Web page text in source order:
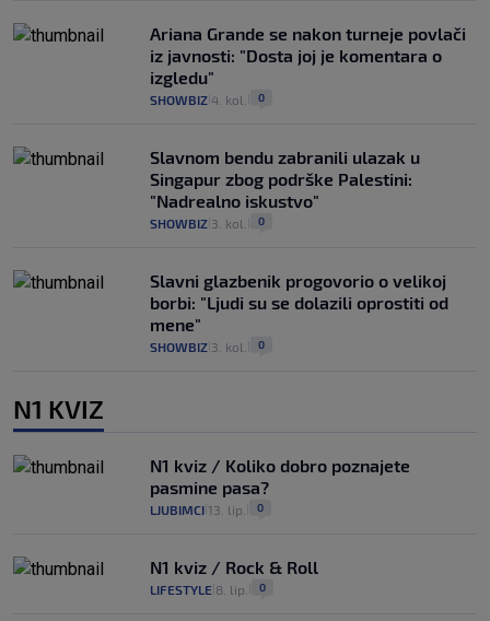
Ariana Grande se nakon turneje povlači
iz javnosti: "Dosta joj je komentara o
izgledu"
SHOWBIZ 4. kol. 0
Slavnom bendu zabranili ulazak u
Singapur zbog podrške Palestini:
"Nadrealno iskustvo"
SHOWBIZ 3. kol. 0
Slavni glazbenik progovorio o velikoj
borbi: "Ljudi su se dolazili oprostiti od
mene"
SHOWBIZ 3. kol. 0
N1 KVIZ
N1 kviz / Koliko dobro poznajete
pasmine pasa?
LJUBIMCI 13. lip. 0
N1 kviz / Rock & Roll
LIFESTYLE 8. lip. 0